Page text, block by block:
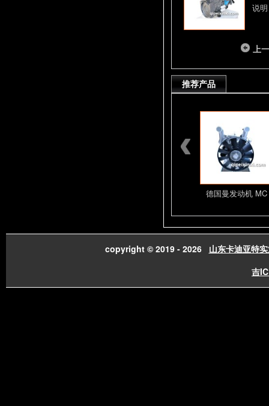
说
上
推荐产品
德国曼发动机 MC
copyright © 2019 - 2026 山东卡迪亚特
吉